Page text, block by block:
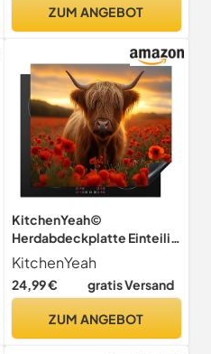
Küchen Gehärtetes
ZUM ANGEBOT
KitchenYeah©
Herdabdeckplatte Einteilig
Küche Herdabdeckung
Induktionsfeld Ceranfeld
Herdabdeckplatten Vinyl
Schottisches Hochlandrind
KitchenYeah
24,99 € gratis Versand
ZUM ANGEBOT